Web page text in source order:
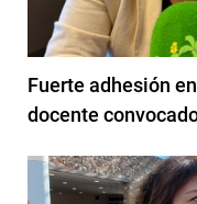
Fuerte adhesión
docente